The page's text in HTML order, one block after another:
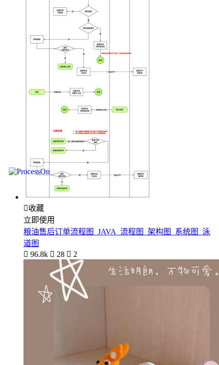
收藏
立即使用
粮油售后订单流程图_JAVA_流程图_架构图_系统图_泳
道图
 96.8k  28  2